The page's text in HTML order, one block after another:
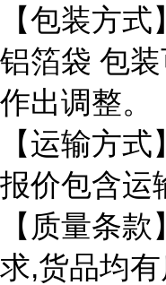
【包装方式
铝箔袋 包
作出调整。
【运输方
报价包含运
【质量条
求,货品均